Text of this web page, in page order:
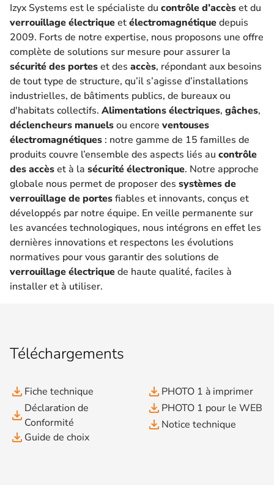
Izyx Systems est le spécialiste du contrôle d’accèset du
verrouillage électriqueetélectromagnétiquedepuis
2009. Forts de notre expertise, nous proposons une offre
complète de solutions sur mesure pour assurer la
sécurité des porteset des accès, répondant aux besoins
de tout type de structure, qu’il s’agisse d’installations
industrielles, de bâtiments publics, de bureaux ou
d'habitats collectifs. Alimentations électriques, gâches,
déclencheurs manuelsou encore ventouses
électromagnétiques : notre gamme de 15 familles de
produits couvre l’ensemble des aspects liés au contrôle
des accèset à la sécurité électronique. Notre approche
globale nous permet de proposer des systèmes de
verrouillage de portesfiables et innovants, conçus et
développés par notre équipe. En veille permanente sur
les avancées technologiques, nous intégrons en effet les
dernières innovations et respectons les évolutions
normatives pour vous garantir des solutions de
verrouillage électriquede haute qualité, faciles à
installer et à utiliser.
Téléchargements
file_download Fiche technique
file_download Déclaration de
Conformité
file_download Guide de choix
file_download PHOTO 1 à imprimer
file_download PHOTO 1 pour le WEB
file_download Notice technique